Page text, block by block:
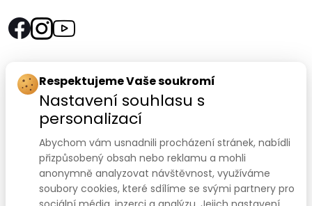
Rychlý kontakt:
SANOMED, spol. s r.o.
Palackého třída 240/75
612 00 Brno-Královo Pole
Prodejna:+420 541 422 911,+420 541 422 912
e-mail:prodejna@sanomed.cz
Respektujeme Vaše soukromí
Nastavení souhlasu s
personalizací
Abychom vám usnadnili procházení stránek, nabídli
přizpůsobený obsah nebo reklamu a mohli
anonymně analyzovat návštěvnost, využíváme
soubory cookies, které sdílíme se svými partnery pro